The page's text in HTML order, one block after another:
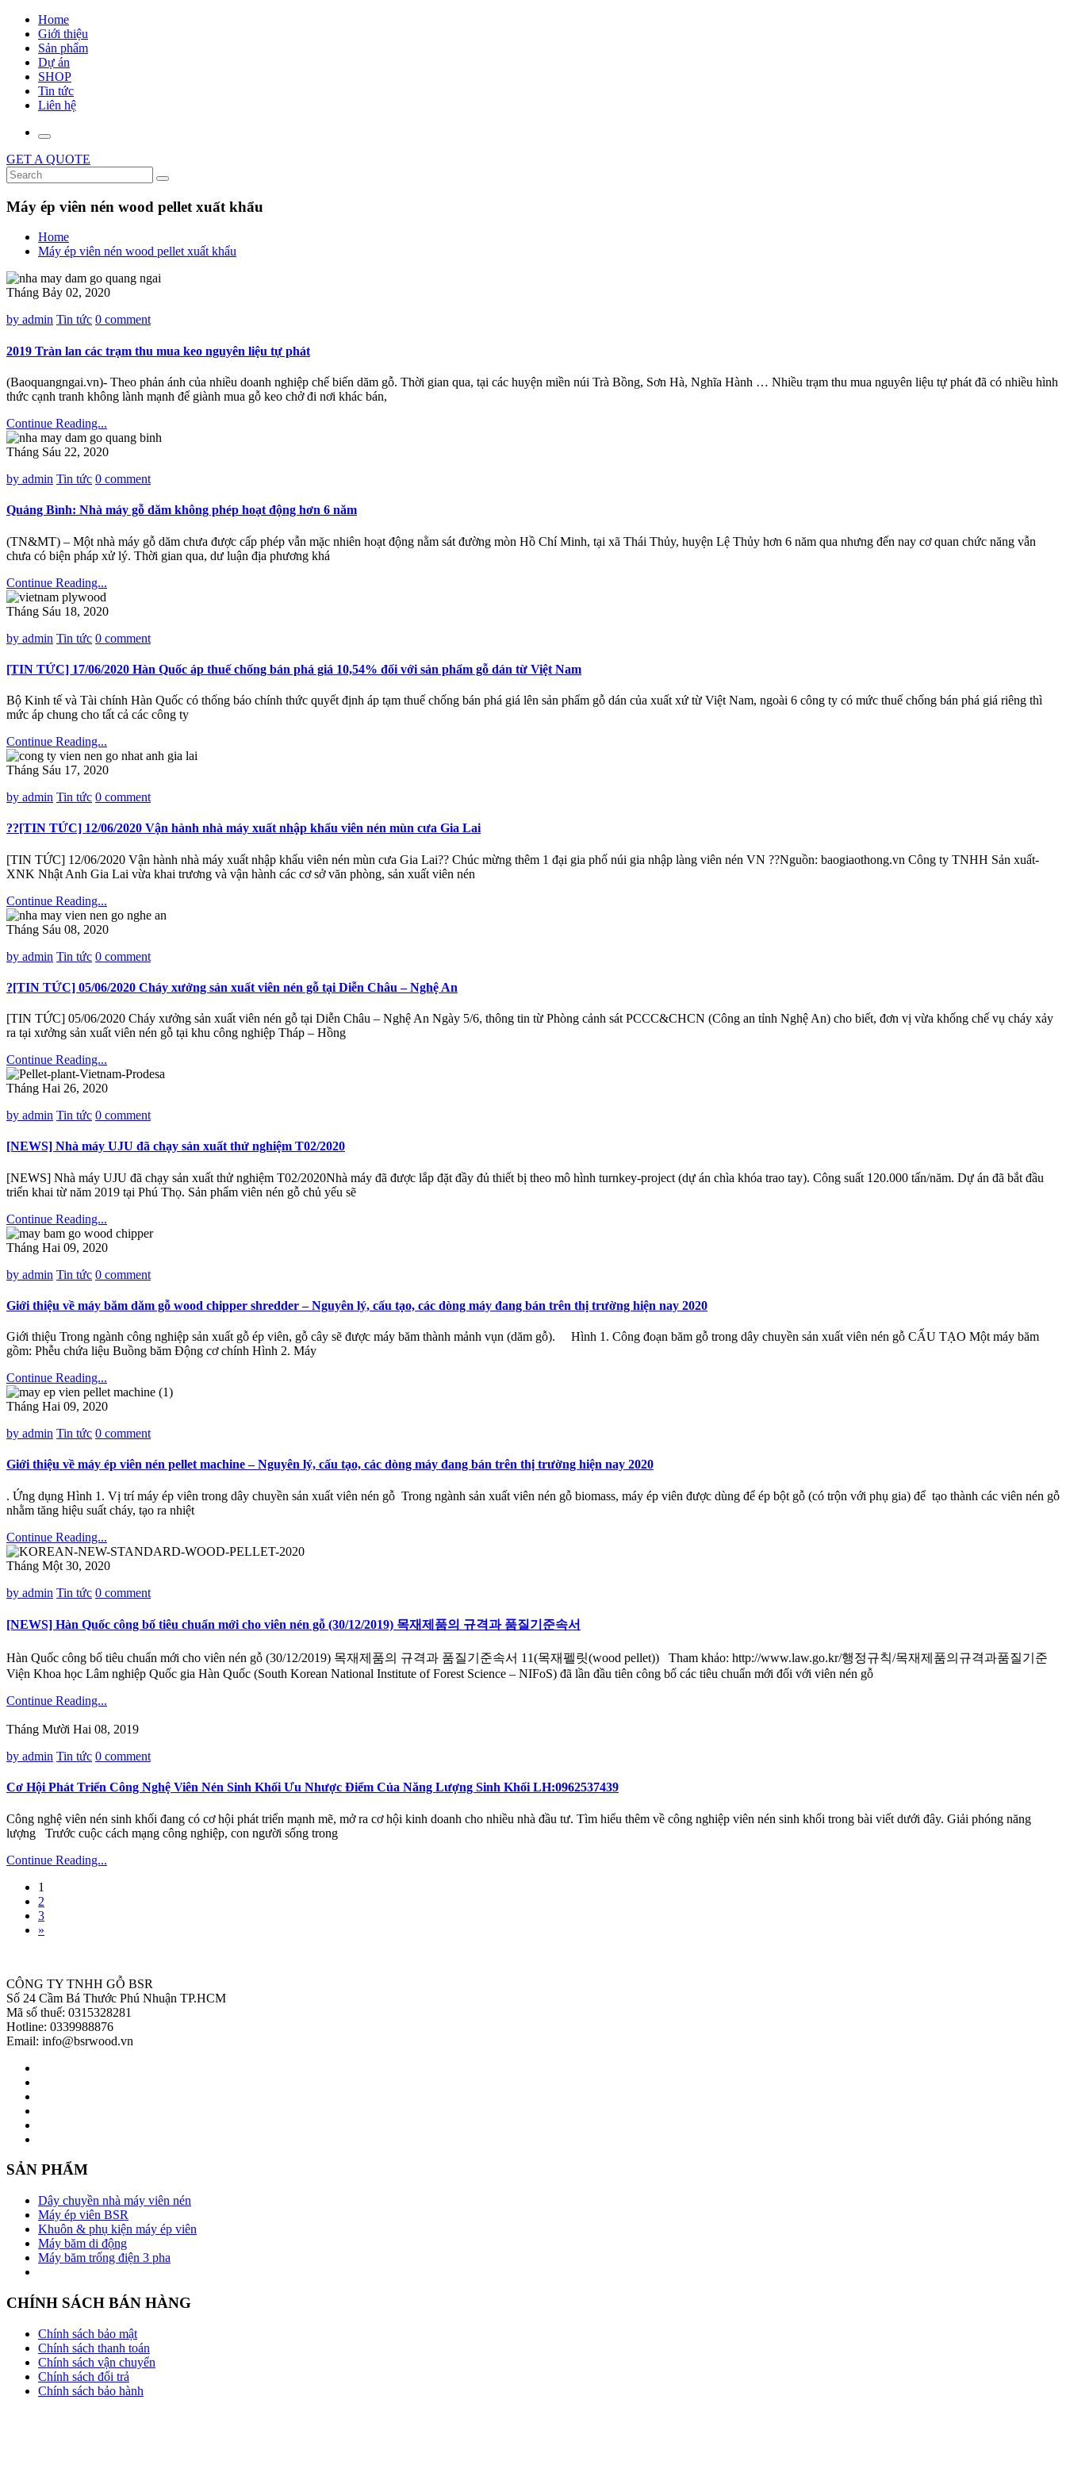
Home
Giới thiệu
Sản phẩm
Dự án
SHOP
Tin tức
Liên hệ
GET A QUOTE
Máy ép viên nén wood pellet xuất khẩu
Home
Máy ép viên nén wood pellet xuất khẩu
Tháng Bảy 02, 2020
by admin Tin tức 0 comment
2019 Tràn lan các trạm thu mua keo nguyên liệu tự phát
(Baoquangngai.vn)- Theo phản ánh của nhiều doanh nghiệp chế biến dăm gỗ. Thời gian qua, tại các huyện miền núi Trà Bồng, Sơn Hà, Nghĩa Hành … Nhiều trạm thu mua nguyên liệu tự phát đã có nhiều hình
thức cạnh tranh không lành mạnh để giành mua gỗ keo chở đi nơi khác bán,
Continue Reading...
Tháng Sáu 22, 2020
by admin Tin tức 0 comment
Quảng Bình: Nhà máy gỗ dăm không phép hoạt động hơn 6 năm
(TN&MT) – Một nhà máy gỗ dăm chưa được cấp phép vẫn mặc nhiên hoạt động nằm sát đường mòn Hồ Chí Minh, tại xã Thái Thủy, huyện Lệ Thủy hơn 6 năm qua nhưng đến nay cơ quan chức năng vẫn
chưa có biện pháp xử lý. Thời gian qua, dư luận địa phương khá
Continue Reading...
Tháng Sáu 18, 2020
by admin Tin tức 0 comment
[TIN TỨC] 17/06/2020 Hàn Quốc áp thuế chống bán phá giá 10,54% đối với sản phẩm gỗ dán từ Việt Nam
Bộ Kinh tế và Tài chính Hàn Quốc có thống báo chính thức quyết định áp tạm thuế chống bán phá giá lên sản phẩm gỗ dán của xuất xứ từ Việt Nam, ngoài 6 công ty có mức thuế chống bán phá giá riêng thì
mức áp chung cho tất cả các công ty
Continue Reading...
Tháng Sáu 17, 2020
by admin Tin tức 0 comment
️?️?[TIN TỨC] 12/06/2020 Vận hành nhà máy xuất nhập khẩu viên nén mùn cưa Gia Lai
[TIN TỨC] 12/06/2020 Vận hành nhà máy xuất nhập khẩu viên nén mùn cưa Gia Lai️?️? Chúc mừng thêm 1 đại gia phố núi gia nhập làng viên nén VN ??Nguồn: baogiaothong.vn Công ty TNHH Sản xuất-
XNK Nhật Anh Gia Lai vừa khai trương và vận hành các cơ sở văn phòng, sản xuất viên nén
Continue Reading...
Tháng Sáu 08, 2020
by admin Tin tức 0 comment
?[TIN TỨC] 05/06/2020 Cháy xưởng sản xuất viên nén gỗ tại Diễn Châu – Nghệ An
[TIN TỨC] 05/06/2020 Cháy xưởng sản xuất viên nén gỗ tại Diễn Châu – Nghệ An Ngày 5/6, thông tin từ Phòng cảnh sát PCCC&CHCN (Công an tỉnh Nghệ An) cho biết, đơn vị vừa khống chế vụ cháy xảy
ra tại xưởng sản xuất viên nén gỗ tại khu công nghiệp Tháp – Hồng
Continue Reading...
Tháng Hai 26, 2020
by admin Tin tức 0 comment
[NEWS] Nhà máy UJU đã chạy sản xuất thử nghiệm T02/2020
[NEWS] Nhà máy UJU đã chạy sản xuất thử nghiệm T02/2020Nhà máy đã được lắp đặt đầy đủ thiết bị theo mô hình turnkey-project (dự án chìa khóa trao tay). Công suất 120.000 tấn/năm. Dự án đã bắt đầu
triển khai từ năm 2019 tại Phú Thọ. Sản phẩm viên nén gỗ chủ yếu sẽ
Continue Reading...
Tháng Hai 09, 2020
by admin Tin tức 0 comment
Giới thiệu về máy băm dăm gỗ wood chipper shredder – Nguyên lý, cấu tạo, các dòng máy đang bán trên thị trường hiện nay 2020
Giới thiệu Trong ngành công nghiệp sản xuất gỗ ép viên, gỗ cây sẽ được máy băm thành mảnh vụn (dăm gỗ). Hình 1. Công đoạn băm gỗ trong dây chuyền sản xuất viên nén gỗ CẤU TẠO Một máy băm
gồm: Phễu chứa liệu Buồng băm Động cơ chính Hình 2. Máy
Continue Reading...
Tháng Hai 09, 2020
by admin Tin tức 0 comment
Giới thiệu về máy ép viên nén pellet machine – Nguyên lý, cấu tạo, các dòng máy đang bán trên thị trường hiện nay 2020
. Ứng dụng Hình 1. Vị trí máy ép viên trong dây chuyền sản xuất viên nén gỗ Trong ngành sản xuất viên nén gỗ biomass, máy ép viên được dùng để ép bột gỗ (có trộn với phụ gia) để tạo thành các viên nén gỗ
nhằm tăng hiệu suất cháy, tạo ra nhiệt
Continue Reading...
Tháng Một 30, 2020
by admin Tin tức 0 comment
[NEWS] Hàn Quốc công bố tiêu chuẩn mới cho viên nén gỗ (30/12/2019) 목재제품의 규격과 품질기준속서
Hàn Quốc công bố tiêu chuẩn mới cho viên nén gỗ (30/12/2019) 목재제품의 규격과 품질기준속서 11(목재펠릿(wood pellet)) Tham khảo: http://www.law.go.kr/행정규칙/목재제품의규격과품질기준
Viện Khoa học Lâm nghiệp Quốc gia Hàn Quốc (South Korean National Institute of Forest Science – NIFoS) đã lần đầu tiên công bố các tiêu chuẩn mới đối với viên nén gỗ
Continue Reading...
Tháng Mười Hai 08, 2019
by admin Tin tức 0 comment
Cơ Hội Phát Triển Công Nghệ Viên Nén Sinh Khối Ưu Nhược Điểm Của Năng Lượng Sinh Khối LH:0962537439
Công nghệ viên nén sinh khối đang có cơ hội phát triển mạnh mẽ, mở ra cơ hội kinh doanh cho nhiều nhà đầu tư. Tìm hiểu thêm về công nghiệp viên nén sinh khối trong bài viết dưới đây. Giải phóng năng
lượng Trước cuộc cách mạng công nghiệp, con người sống trong
Continue Reading...
1
2
3
»
CÔNG TY TNHH GỖ BSR
Số 24 Cầm Bá Thước Phú Nhuận TP.HCM
Mã số thuế: 0315328281
Hotline: 0339988876
Email: info@bsrwood.vn
SẢN PHẨM
Dây chuyền nhà máy viên nén
Máy ép viên BSR
Khuôn & phụ kiện máy ép viên
Máy băm di động
Máy băm trống điện 3 pha
CHÍNH SÁCH BÁN HÀNG
Chính sách bảo mật
Chính sách thanh toán
Chính sách vận chuyển
Chính sách đổi trả
Chính sách bảo hành